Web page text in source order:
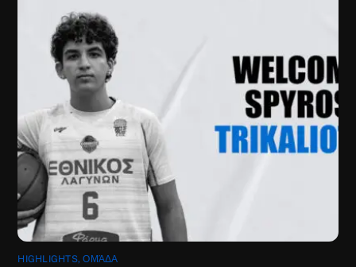
HIGHLIGHTS,ΟΜΆΔΑ